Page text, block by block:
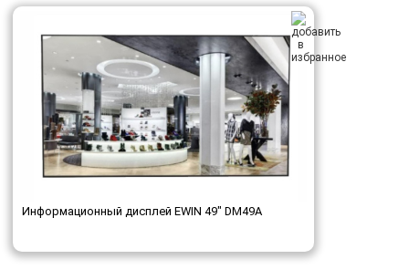
Информационный дисплей EWIN 49" DM49A